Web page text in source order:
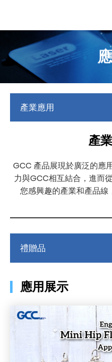
產業應用
產
GCC 產品展現於廣泛的應
力與GCC相互結合，進而
您感興趣的產業和產品線
禮贈品
應用展示